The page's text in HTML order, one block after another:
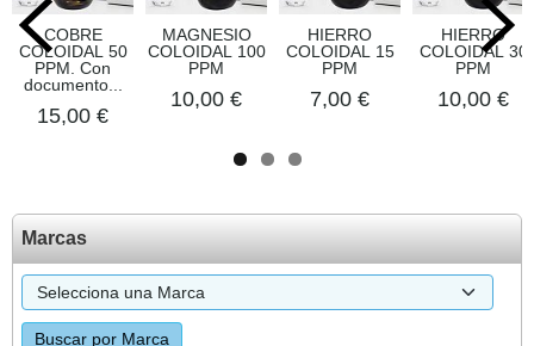
Marcas
COBRE
COLOIDAL 50
PPM. Con
documento...
15,00 €
MAGNESIO
COLOIDAL 100
PPM
10,00 €
HIERRO
COLOIDAL 15
PPM
7,00 €
HIERRO
COLOIDAL 30
PPM
10,00 €